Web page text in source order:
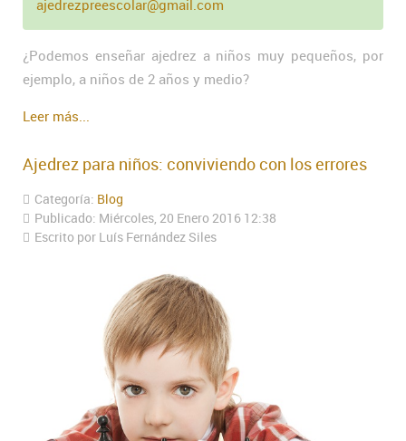
ajedrezpreescolar@gmail.com
¿Podemos enseñar ajedrez a niños muy pequeños, por
ejemplo, a niños de 2 años y medio?
Leer más...
Ajedrez para niños: conviviendo con los errores
Categoría: Blog
Publicado: Miércoles, 20 Enero 2016 12:38
Escrito por Luís Fernández Siles